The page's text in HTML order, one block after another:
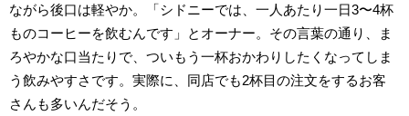
ながら後口は軽やか。「シドニーでは、一人あたり一日3〜4杯
ものコーヒーを飲むんです」とオーナー。その言葉の通り、
ま
ろやかな口当たりで、ついもう一杯おかわりしたくなってしま
う飲みやすさです。実際に、 同店でも2杯目の注文をするお客
さんも多いんだそう。